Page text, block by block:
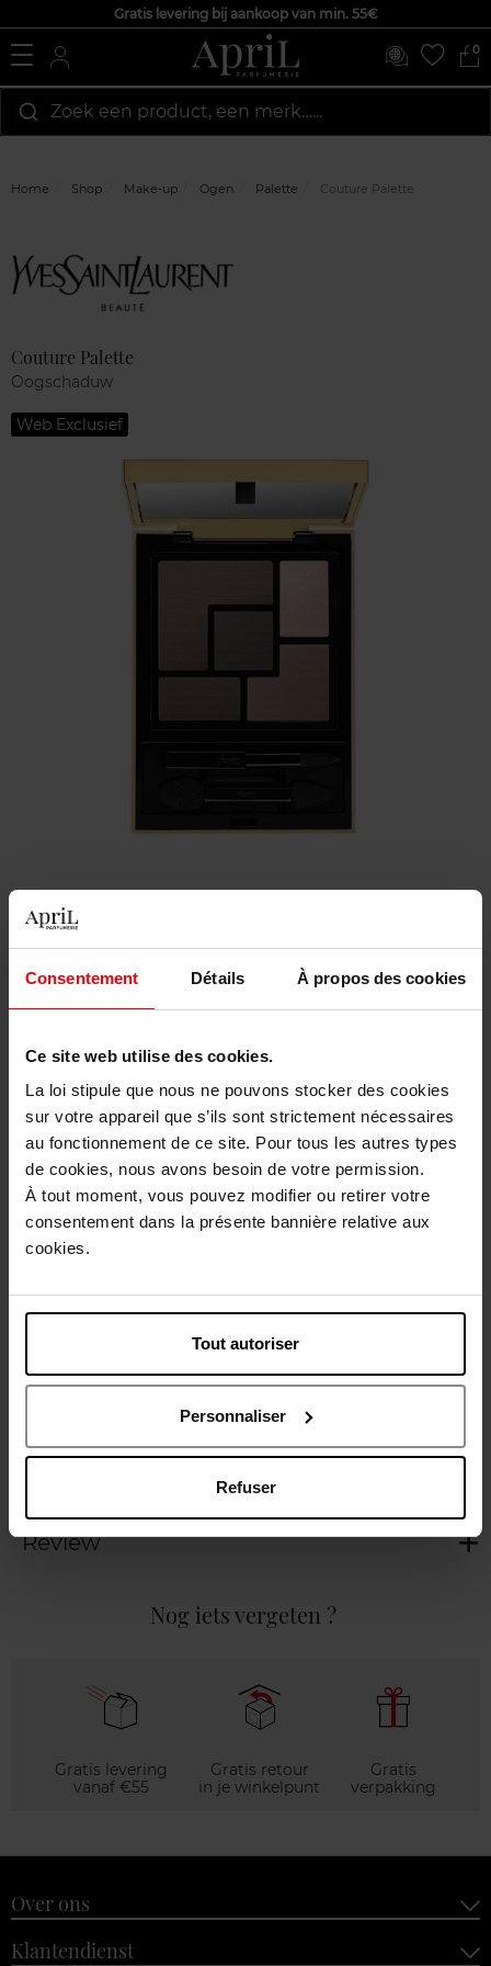
Consentement Détails À propos des cookies
Ce site web utilise des cookies.
La loi stipule que nous ne pouvons stocker des cookies
sur votre appareil que s’ils sont strictement nécessaires
au fonctionnement de ce site. Pour tous les autres types
de cookies, nous avons besoin de votre permission.
À tout moment, vous pouvez modifier ou retirer votre
consentement dans la présente bannière relative aux
cookies.
Tout autoriser
Personnaliser
Refuser
Gratis levering bij aankoop van min. 55€
0
Zoek een product, een merk…...
Home Shop Make-up Ogen Palette Couture Palette
Couture Palette
Oogschaduw
Web Exclusief
€ 42,00
Kleur
Fauve Love
Selecteer de productkenmerken.
Bestel nu!
Gratis levering bij aankoop van min. 55€
Gratis retour in je winkelpunt
Beschrijving
Review
Nog iets vergeten ?
Gratis levering
vanaf €55
Gratis retour
in je winkelpunt
Gratis
verpakking
Over ons
Klantendienst